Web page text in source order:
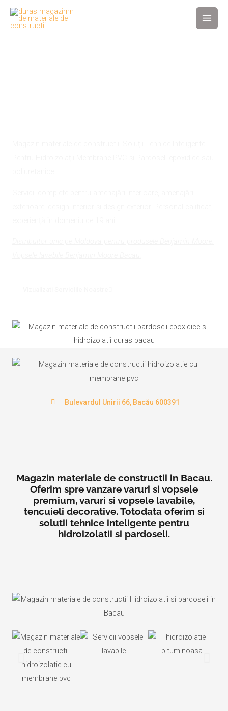
Bulevardul Unirii 66, Bacău 600391
Magazin materiale de constructii in Bacau.
Oferim spre vanzare varuri si vopsele
premium, varuri si vopsele lavabile,
tencuieli decorative. Totodata oferim si
solutii tehnice inteligente pentru
hidroizolatii si pardoseli.